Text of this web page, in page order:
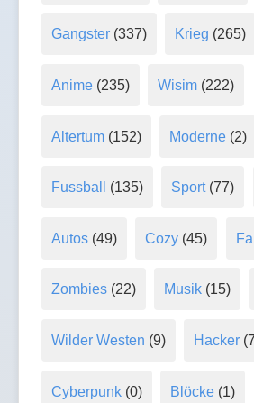
Gangster(337) Krieg (265)
Anime(235) Wisim (222)
Altertum(152) Moderne (2)
Fussball (135) Sport(77)
Autos(49) Cozy (45)
Zombies(22) Musik (15)
Wilder Westen (9) Hacker
Cyberpunk(0) Blöcke (1)